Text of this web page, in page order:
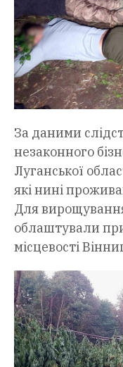
За даними
незаконного
Луганської
які нині
Для
облаштували
місцевості